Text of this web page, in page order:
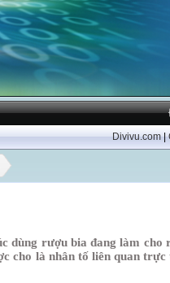
Divivu.com|
rượu bia đang làm cho
cho là nhân tố liên quan